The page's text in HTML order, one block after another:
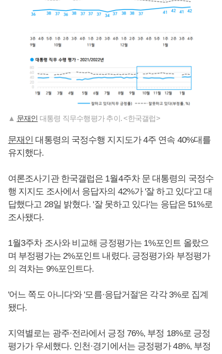
▲ 문재인 대통령 직무수행평가 추이. <한국갤럽>
문재인 대통령의 국정수행 지지도가 4주 연속 40%대를
유지했다.
여론조사기관 한국갤럽은 1월4주차 문 대통령의 국정수
행 지지도 조사에서 응답자의 42%가 '잘 하고 있다'고 대
답했다고 28일 밝혔다. '잘 못하고 있다'는 응답은 51%로
조사됐다.
1월3주차 조사와 비교해 긍정평가는 1%포인트 올랐으
며 부정평가는 2%포인트 내렸다. 긍정평가와 부정평가
의 격차는 9%포인트다.
'어느 쪽도 아니다'와 '모름·응답거절'은 각각 3%로 집계
됐다.
지역별로는 광주·전라에서 긍정 76%, 부정 18%로 긍정
평가가 우세했다. 인천·경기에서는 긍정평가 48%, 부정